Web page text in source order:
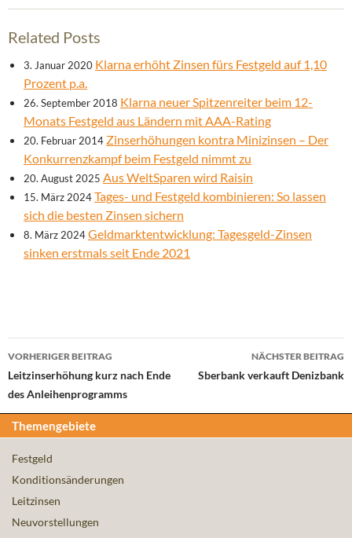
Related Posts
3. Januar 2020 Klarna erhöht Zinsen fürs Festgeld auf 1,10
Prozent p.a.
26. September 2018 Klarna neuer Spitzenreiter beim 12-
Monats Festgeld aus Ländern mit AAA-Rating
20. Februar 2014 Zinserhöhungen kontra Minizinsen – Der
Konkurrenzkampf beim Festgeld nimmt zu
20. August 2025 Aus WeltSparen wird Raisin
15. März 2024Tages- und Festgeld kombinieren: So lassen
sich die besten Zinsen sichern
8. März 2024Geldmarktentwicklung: Tagesgeld-Zinsen
sinken erstmals seit Ende 2021
Beitrags-
Navigation
VORHERIGER BEITRAG
Leitzinserhöhung kurz nach Ende
des Anleihenprogramms
NÄCHSTER BEITRAG
Sberbank verkauft Denizbank
Themengebiete
Festgeld
Konditionsänderungen
Leitzinsen
Neuvorstellungen